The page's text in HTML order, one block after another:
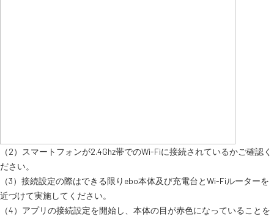
（2）スマートフォンが2.4Ghz帯でのWi-Fiに接続されているかご確認く
ださい。
（3）接続設定の際はできる限りebo本体及び充電台とWi-Fiルーターを
近づけて実施してください。
（4）アプリの接続設定を開始し、本体の目が赤色になっていることを